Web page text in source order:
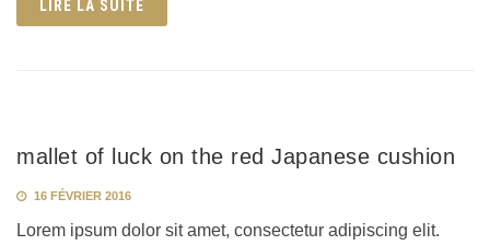
LIRE LA SUITE
mallet of luck on the red Japanese cushion
16 FÉVRIER 2016
Lorem ipsum dolor sit amet, consectetur adipiscing elit.